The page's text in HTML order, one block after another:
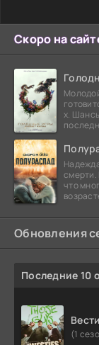
Скоро на
х.
смерти.
что
Обновления
Последние 10
(1